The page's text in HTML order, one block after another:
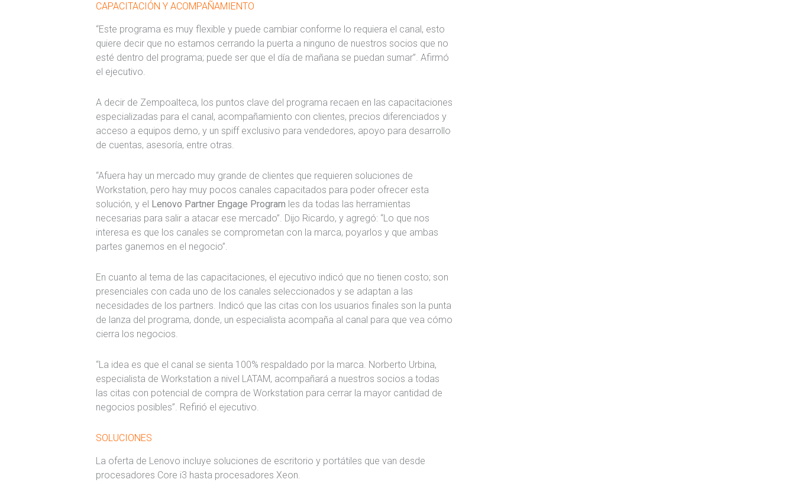
CAPACITACIÓN Y ACOMPAÑAMIENTO
“Este programa es muy flexible y puede cambiar conforme lo requiera el canal, esto
quiere decir que no estamos cerrando la puerta a ninguno de nuestros socios que no
esté dentro del programa; puede ser que el día de mañana se puedan sumar”. Afirmó
el ejecutivo.
A decir de Zempoalteca, los puntos clave del programa recaen en las capacitaciones
especializadas para el canal, acompañamiento con clientes, precios diferenciados y
acceso a equipos demo, y un spiff exclusivo para vendedores, apoyo para desarrollo
de cuentas, asesoría, entre otras.
“Afuera hay un mercado muy grande de clientes que requieren soluciones de
Workstation, pero hay muy pocos canales capacitados para poder ofrecer esta
solución, y el Lenovo Partner Engage Program les da todas las herramientas
necesarias para salir a atacar ese mercado”. Dijo Ricardo, y agregó: “Lo que nos
interesa es que los canales se comprometan con la marca, poyarlos y que ambas
partes ganemos en el negocio”.
En cuanto al tema de las capacitaciones, el ejecutivo indicó que no tienen costo; son
presenciales con cada uno de los canales seleccionados y se adaptan a las
necesidades de los partners. Indicó que las citas con los usuarios finales son la punta
de lanza del programa, donde, un especialista acompaña al canal para que vea cómo
cierra los negocios.
“La idea es que el canal se sienta 100% respaldado por la marca. Norberto Urbina,
especialista de Workstation a nivel LATAM, acompañará a nuestros socios a todas
las citas con potencial de compra de Workstation para cerrar la mayor cantidad de
negocios posibles”. Refirió el ejecutivo.
SOLUCIONES
La oferta de Lenovo incluye soluciones de escritorio y portátiles que van desde
procesadores Core i3 hasta procesadores Xeon.